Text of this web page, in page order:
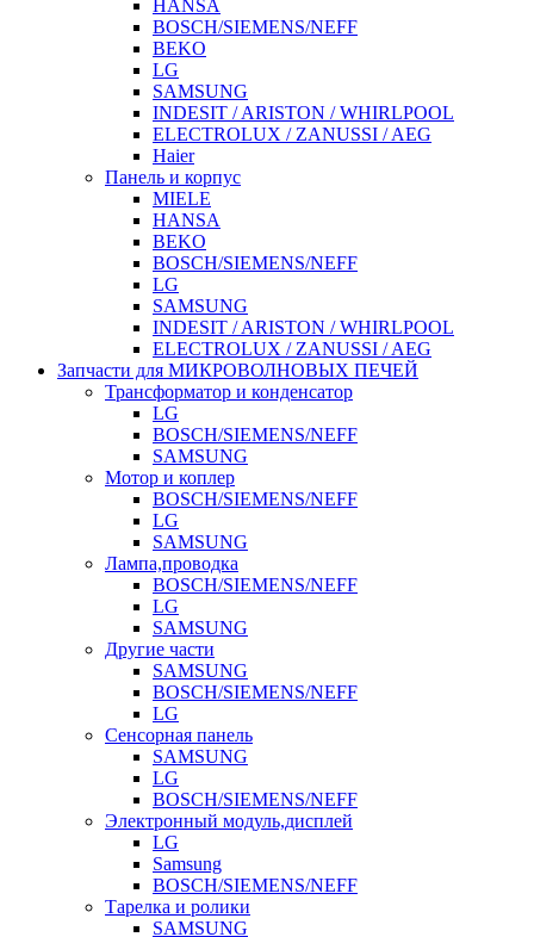
HANSA
BOSCH/SIEMENS/NEFF
BEKO
LG
SAMSUNG
INDESIT / ARISTON / WHIRLPOOL
ELECTROLUX / ZANUSSI / AEG
Haier
Панель и корпус
MIELE
HANSA
BEKO
BOSCH/SIEMENS/NEFF
LG
SAMSUNG
INDESIT / ARISTON / WHIRLPOOL
ELECTROLUX / ZANUSSI / AEG
Запчасти для МИКРОВОЛНОВЫХ ПЕЧЕЙ
Трансформатор и конденсатор
LG
BOSCH/SIEMENS/NEFF
SAMSUNG
Мотор и коплер
BOSCH/SIEMENS/NEFF
LG
SAMSUNG
Лампа,проводка
BOSCH/SIEMENS/NEFF
LG
SAMSUNG
Другие части
SAMSUNG
BOSCH/SIEMENS/NEFF
LG
Сенсорная панель
SAMSUNG
LG
BOSCH/SIEMENS/NEFF
Электронный модуль,дисплей
LG
Samsung
BOSCH/SIEMENS/NEFF
Тарелка и ролики
SAMSUNG